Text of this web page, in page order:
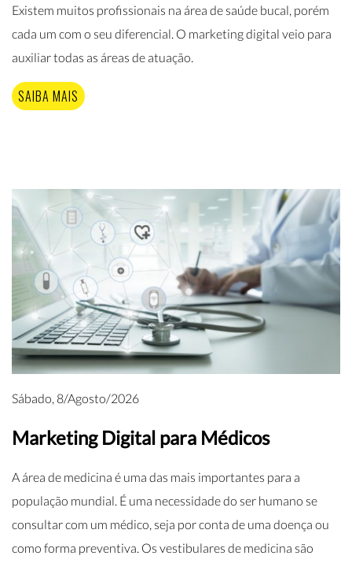
Existem muitos profissionais na área de saúde bucal, porém
cada um com o seu diferencial. O marketing digital veio para
auxiliar todas as áreas de atuação.
SAIBA MAIS
Sábado, 8/Agosto/2026
Marketing Digital para Médicos
A área de medicina é uma das mais importantes para a
população mundial. É uma necessidade do ser humano se
consultar com um médico, seja por conta de uma doença ou
como forma preventiva. Os vestibulares de medicina são